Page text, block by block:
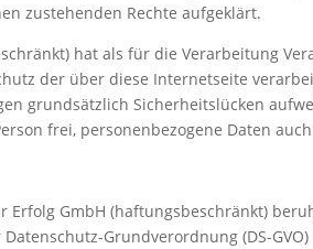
zustehenden Rechte aufgeklärt.
hat als für die Verarbeitung
der über diese Internetseite
grundsätzlich Sicherheitslücken
frei, personenbezogene Daten
Erfolg GmbH (haftungsbeschränkt)
Grundverordnung (DS-